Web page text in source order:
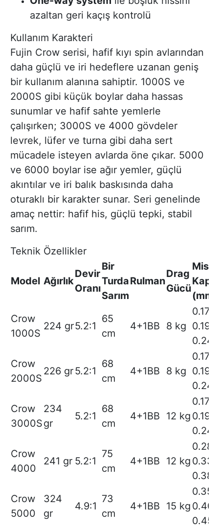
azaltan geri kaçış kontrolü
Kullanım Karakteri
Fujin Crow serisi, hafif kıyı spin avlarından
daha güçlü ve iri hedeflere uzanan geniş
bir kullanım alanına sahiptir. 1000S ve
2000S gibi küçük boylar daha hassas
sunumlar ve hafif sahte yemlerle
çalışırken; 3000S ve 4000 gövdeler
levrek, lüfer ve turna gibi daha sert
mücadele isteyen avlarda öne çıkar. 5000
ve 6000 boylar ise ağır yemler, güçlü
akıntılar ve iri balık baskısında daha
oturaklı bir karakter sunar. Seri genelinde
amaç nettir: hafif his, güçlü tepki, stabil
sarım.
Teknik Özellikler
Model Ağırlık
Devir
Oranı
Bir
Turda
Sarım
Rulman
Drag
Gücü
(mm)
Crow
1000S
224 gr5.2:1
65
cm
4+1BB 8 kg
0.17/
0.19/
0.24/
Crow
2000S
226 gr5.2:1
68
cm
4+1BB 8 kg
0.17/
0.19/
0.24/
Crow
3000S
234
gr
5.2:1
68
cm
4+1BB 12 kg
0.17/
0.19/
0.24/
Crow
4000
241 gr 5.2:1
75
cm
4+1BB 12 kg
0.28/
0.33/
0.38/
Crow
5000
324
gr
4.9:1
73
cm
4+1BB 15 kg
0.35/
0.40/
0.45/